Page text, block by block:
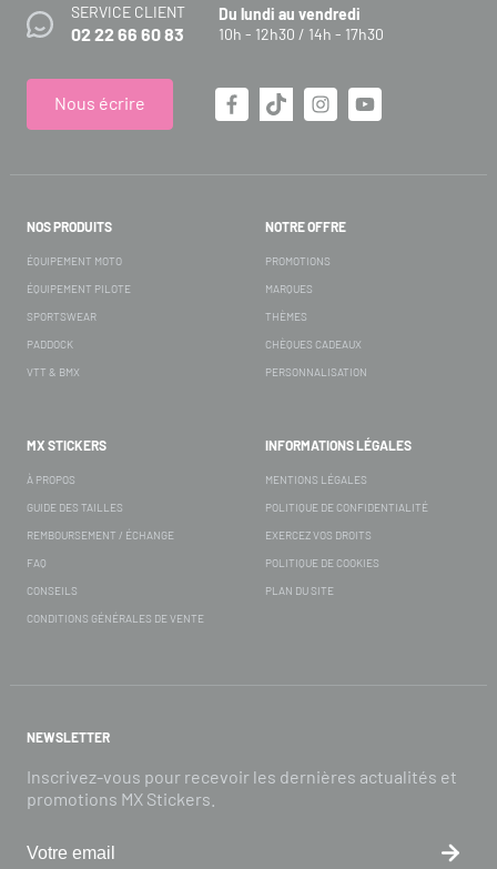
SERVICE CLIENT
02 22 66 60 83
Du lundi au vendredi
10h - 12h30 / 14h - 17h30
Nous écrire
NOS PRODUITS
ÉQUIPEMENT MOTO
ÉQUIPEMENT PILOTE
SPORTSWEAR
PADDOCK
VTT & BMX
NOTRE OFFRE
PROMOTIONS
MARQUES
THÈMES
CHÈQUES CADEAUX
PERSONNALISATION
MX STICKERS
À PROPOS
GUIDE DES TAILLES
REMBOURSEMENT / ÉCHANGE
FAQ
CONSEILS
CONDITIONS GÉNÉRALES DE VENTE
INFORMATIONS LÉGALES
MENTIONS LÉGALES
POLITIQUE DE CONFIDENTIALITÉ
EXERCEZ VOS DROITS
POLITIQUE DE COOKIES
PLAN DU SITE
NEWSLETTER
Inscrivez-vous pour recevoir les dernières actualités et
promotions MX Stickers.